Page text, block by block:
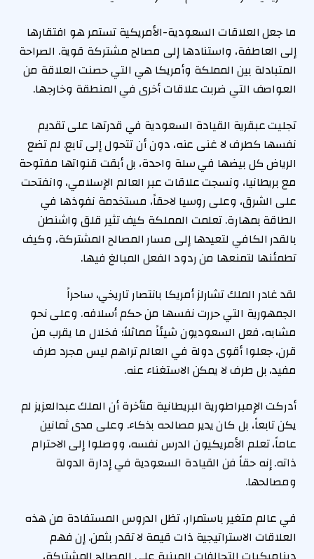
ما جعل العلاقات السعودية-الأمريكية تستمر هو افتقارها
إلى العاطفة، واستنادها إلى مصالح مشتركة قوية. الصراحة
المتبادلة بين المملكة وأمريكا هي التي حصنت العلاقة من
العواصف التي ضربت علاقات أخرى في المنطقة وخارجها.
تجليت عبقرية القيادة السعودية في قدرتها على تقديم
نفسها كطرف لا غنى عنه، دون أن تتحول إلى تابع. لم تضع
الرياض كل بيضها في سلة واحدة، بل أبقت قنواتها مفتوحة
مع بريطانيا، ونسجت علاقات عبر العالم الإسلامي، وانفتحت
على الشرق، وعلى روسيا لاحقاً، مستخدمة نفوذها في
الطاقة بمهارة. تعلمت المملكة كيف تثير قلق واشنطن
بالقدر الكافي لتعيدها إلى مسار المصالح المشتركة، وكيف
تطمئنها لتمنعها من ردود الفعل المبالغ فيها.
لقد غادر الملك تشارلز أمريكا بانتصار تاريخي، ساحراً
الجمهورية التي حررت نفسها من حكم أسلافه. وعلى نحو
مشابه، فعل السعوديون شيئاً مماثلاً؛ فخلال ما يقرب من
قرن، جعلوا أقوى دولة في العالم تراهم ليس مجرد طرف
مفيد، بل طرف لا يمكن الاستغناء عنه.
أدركت الإمبراطورية البريطانية متأخرة أن الملك عبدالعزيز لم
يكن تابعاً، بل كان يدير مصالحه بذكاء. وعلى مدى ثمانين
عاماً، تعلم الأمريكيون الدرس نفسه، ووصلوا إلى الاحترام
ذاته. إنه حقاً فن القيادة السعودية في إدارة الدولة
ومصالحها.
في عالم متغير باستمرار، تظل الدروس المستفادة من هذه
العلاقات الاستراتيجية ذات قيمة لا تقدر بثمن. إن فهم